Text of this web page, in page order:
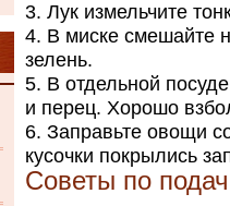
Лук измельчите
В миске смешайте
зелень.
В отдельной
и перец. Хорошо
Заправьте овощи
кусочки покрылись
Советы по